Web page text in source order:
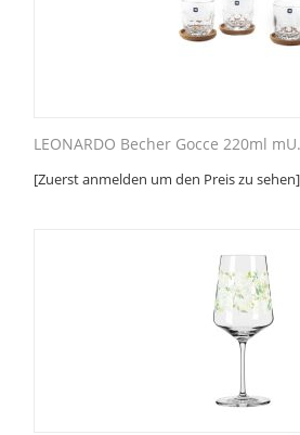
LEONARDO Becher Gocce 220ml
[Zuerst anmelden um den Preis zu sehen]